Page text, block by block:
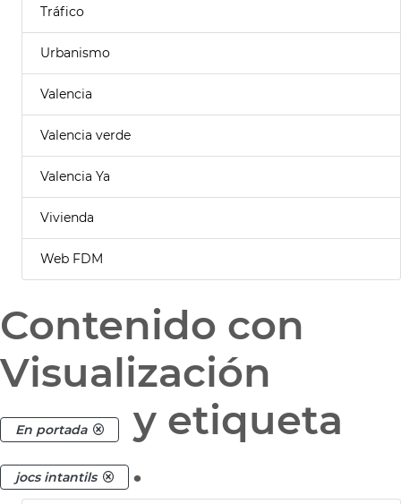
Tráfico
Urbanismo
Valencia
Valencia verde
Valencia Ya
Vivienda
Web FDM
Contenido con
Visualización
En portada y etiqueta
jocs intantils .